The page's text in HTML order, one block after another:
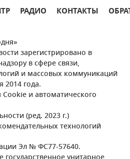
РАДИО КОНТАКТЫ
зарегистрировано в
в сфере связи,
и массовых коммуникаций
2014 года.
и автоматического
(ред. 2023 г.)
технологий
Эл № ФС77-57640.